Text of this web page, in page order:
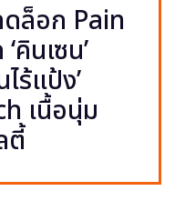
ล็อก Pain
นเซน’
ไร้แป้ง’
เนื้อนุ่ม
ตี้